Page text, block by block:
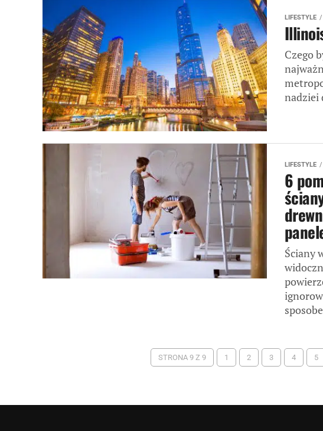
LIFESTYLE
Czego
nadziei
LIFESTYLE
6
Ściany
STRONA 9 Z 9 1 2 3 4 5